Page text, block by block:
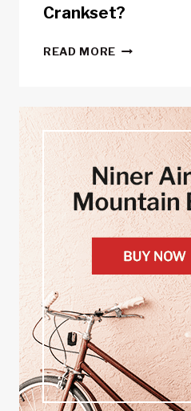
Crankset?
READ MORE SHOULD
A
COMPACT
CRANKSET?